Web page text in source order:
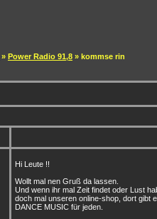
» Power Radio 91,8 » kommse rin
Hi Leute !!
Wollt mal nen Gruß da lassen.
Und wenn ihr mal Zeit findet oder Lust
doch mal unseren online-shop, dort gibt
DANCE MUSIC für jeden.